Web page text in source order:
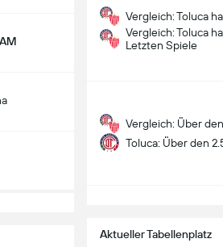
Aktueller Tabellenplatz
Vergleich: Toluca
Vergleich: Toluca
Letzten Spiele
Vergleich: Über
Toluca: Über den